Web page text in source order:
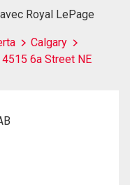
Royal LePage
Calgary
4515 6a Street NE